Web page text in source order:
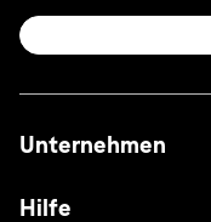
Unternehmen
Hilfe